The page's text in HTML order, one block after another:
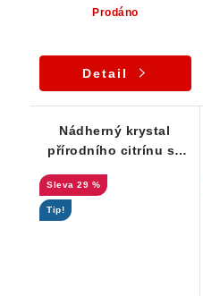
Prodáno
Detail
Nádherný krystal
přírodního citrínu se
povrchem a slušnou
vnitřní čistotou
29 %
Tip!